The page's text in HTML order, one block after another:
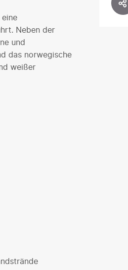
Neben der
und
das norwegische
weißer